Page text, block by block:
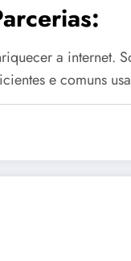
a internet.
e comuns